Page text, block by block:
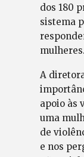
dos 180
sistema
mulheres.
A
apoio às
uma
de
e nos